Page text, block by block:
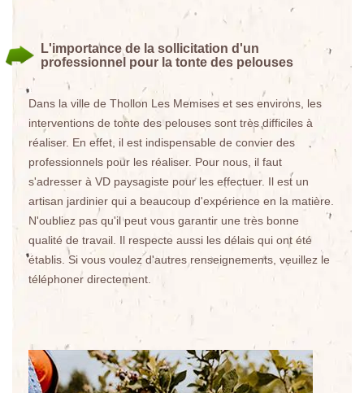
L'importance de la sollicitation d'un
professionnel pour la tonte des pelouses
Dans la ville de Thollon Les Memises et ses environs, les
interventions de tonte des pelouses sont très difficiles à
réaliser. En effet, il est indispensable de convier des
professionnels pour les réaliser. Pour nous, il faut
s'adresser à VD paysagiste pour les effectuer. Il est un
artisan jardinier qui a beaucoup d'expérience en la matière.
N'oubliez pas qu'il peut vous garantir une très bonne
qualité de travail. Il respecte aussi les délais qui ont été
établis. Si vous voulez d'autres renseignements, veuillez le
téléphoner directement.